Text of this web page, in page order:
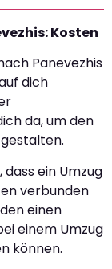
Kosten
Panevezhis
dich
da, um den
ein Umzug
verbunden
einen
einem Umzug
können.